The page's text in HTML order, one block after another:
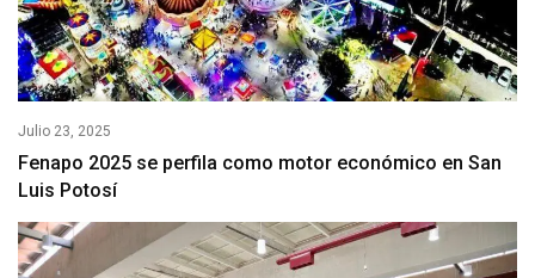
Julio 23, 2025
Fenapo 2025 se perfila como motor económico en San
Luis Potosí